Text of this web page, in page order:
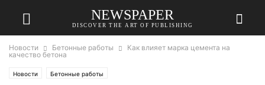
NEWSPAPER
DISCOVER THE ART OF PUBLISHING
Новости Бетонные работы
Как влияет марка цемента на
качество бетона
Новости Бетонные работы